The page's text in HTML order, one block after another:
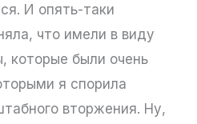
И опять-таки
что имели в виду
которые были очень
я спорила
вторжения. Ну,